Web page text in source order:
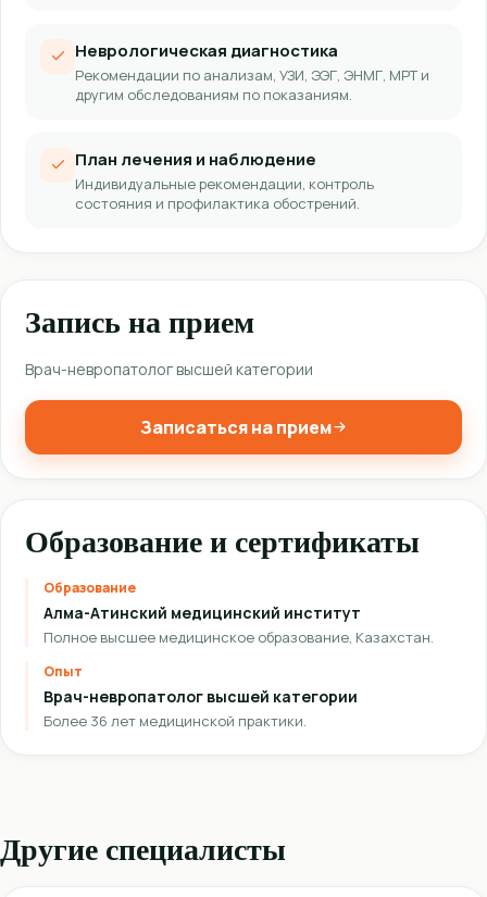
Неврологическая диагностика
Рекомендации по анализам, УЗИ, ЭЭГ, ЭНМГ, МРТ и
другим обследованиям по показаниям.
План лечения и наблюдение
Индивидуальные рекомендации, контроль
состояния и профилактика обострений.
Запись на прием
Врач-невропатолог высшей категории
Записаться на прием
Образование и сертификаты
Образование
Алма-Атинский медицинский институт
Полное высшее медицинское образование, Казахстан.
Опыт
Врач-невропатолог высшей категории
Более 36 лет медицинской практики.
Другие специалисты